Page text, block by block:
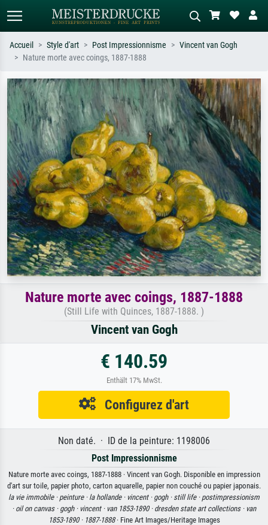
Recherchez par artiste, titre ou style –
ex. Monet, Nuit étoilée,
impressionnisme, vague de Hokusai,
nu.
Décrivez la scène – ex. prairie verte,
abstrait avec beaucoup de rouge,
tableau sombre, nu debout près d'un
arbre.
Accueil Style d'art Post Impressionnisme
Vincent van Gogh
Nature morte avec coings, 1887-1888
Nature morte avec coings, 1887-1888
(Still Life with Quinces, 1887-1888. )
Vincent van Gogh
€ 140.59
Enthält 17% MwSt.
Configurez d'art
Non daté. · ID de la peinture: 1198006
Post Impressionnisme
Nature morte avec coings, 1887-1888 · Vincent van Gogh. Disponible en impression
d'art sur toile, papier photo, carton aquarelle, papier non couché ou papier japonais.
la vie immobile · peinture · la hollande · vincent · gogh · still life · postimpressionism
· oil on canvas · gogh · vincent · van 1853-1890 · dresden state art collections · van
1853-1890 · 1887-1888· Fine Art Images/Heritage Images